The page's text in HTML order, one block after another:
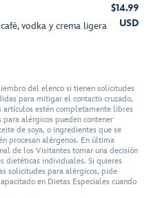
vodka y crema ligera
$14.99
USD
del elenco si tienen solicitudes
para mitigar el contacto cruzado,
artículos estén completamente libres
alérgicos pueden contener
de soya, o ingredientes que se
procesan alérgenos. En última
de los Visitantes tomar una decisión
dietéticas individuales. Si quieres
solicitudes para alérgicos, pide
en Dietas Especiales cuando